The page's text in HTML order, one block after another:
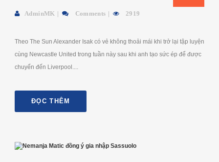
AdminMK Comments 2919
Theo The Sun Alexander Isak có vẻ không thoải mái khi trở lại tập luyện
cùng Newcastle United trong tuần này sau khi anh tạo sức ép để được
chuyển đến Liverpool....
ĐỌC THÊM